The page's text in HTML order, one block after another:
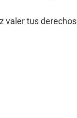
valer tus derechos